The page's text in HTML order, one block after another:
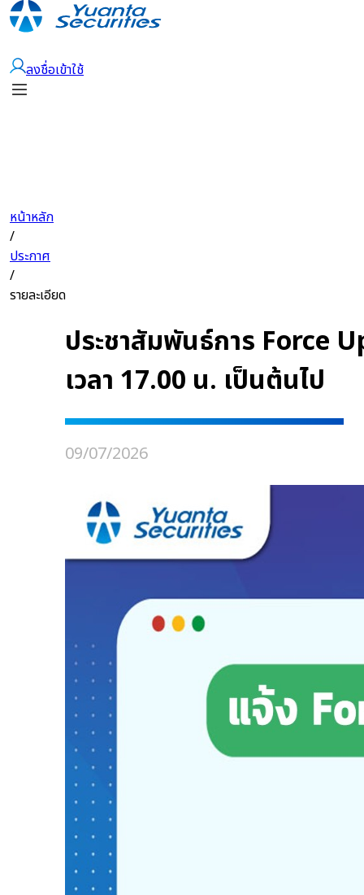
ลงชื่อเข้าใช้
หน้าหลัก
/
ประกาศ
/
รายละเอียด
ประชาสัมพันธ์การ Force
เวลา 17.00 น. เป็นต้นไป
09/07/2026